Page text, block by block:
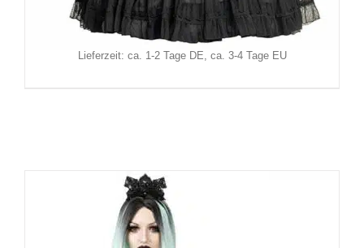
Inkl. MwSt.
zzgl.
Versand
Lieferzeit: ca. 1-2 Tage DE, ca. 3-4 Tage EU